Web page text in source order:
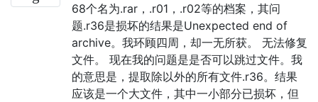
68个名为.rar，.r01，.r02等的档案，其问
题.r36是损坏的结果是Unexpected end of
archive。我环顾四周，却一无所获。 无法修复
文件。 现在我的问题是是否可以跳过文件。我
的意思是，提取除以外的所有文件.r36。结果
应该是一个大文件，其中一小部分已损坏，但